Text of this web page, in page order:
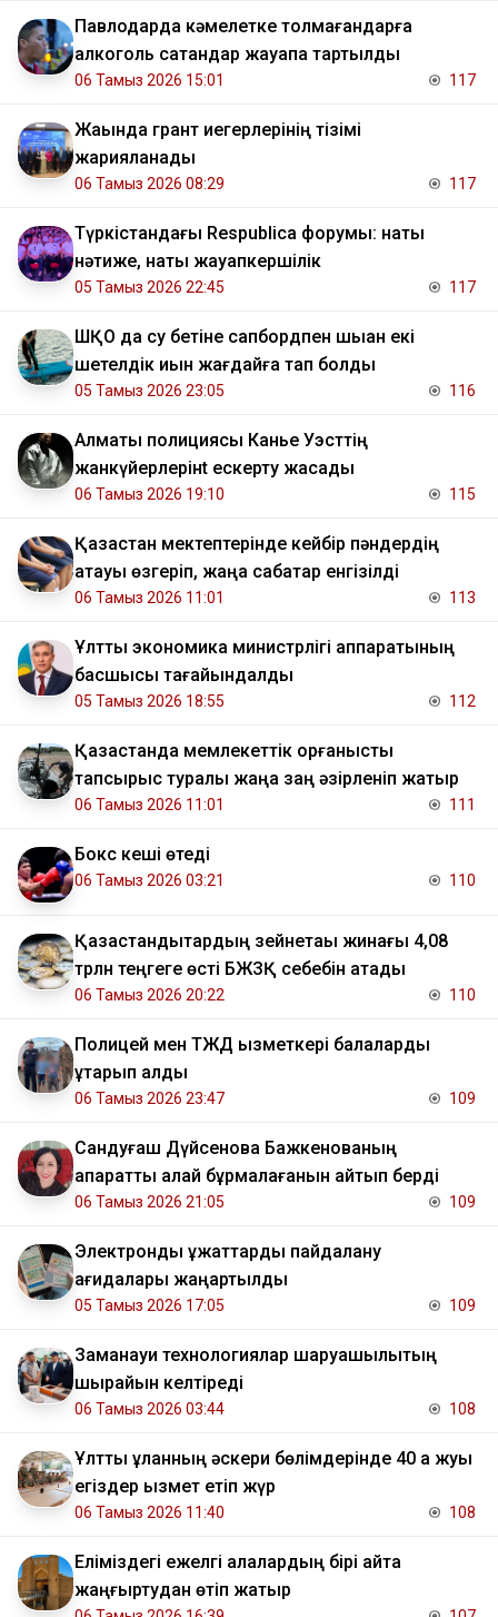
Павлодарда кәмелетке толмағандарға
алкоголь сатқандар жауапқа тартылды
06 Тамыз 2026 15:01 117
Жақында грант иегерлерінің тізімі
жарияланады
06 Тамыз 2026 08:29 117
Түркістандағы Respublica форумы: нақты
нәтиже, нақты жауапкершілік
05 Тамыз 2026 22:45 117
ШҚО да су бетіне сапбордпен шыққан екі
шетелдік қиын жағдайға тап болды
05 Тамыз 2026 23:05 116
Алматы полициясы Канье Уэсттің
жанкүйерлерінt ескерту жасады
06 Тамыз 2026 19:10 115
Қазақстан мектептерінде кейбір пәндердің
атауы өзгеріп, жаңа сабақтар енгізілді
06 Тамыз 2026 11:01 113
Ұлттық экономика министрлігі аппаратының
басшысы тағайындалды
05 Тамыз 2026 18:55 112
Қазақстанда мемлекеттік қорғаныстық
тапсырыс туралы жаңа заң әзірленіп жатыр
06 Тамыз 2026 11:01 111
Бокс кеші өтеді
06 Тамыз 2026 03:21 110
Қазақстандықтардың зейнетақы жинағы 4,08
трлн теңгеге өсті БЖЗҚ себебін атады
06 Тамыз 2026 20:22 110
Полицей мен ТЖД қызметкері балаларды
құтқарып қалды
06 Тамыз 2026 23:47 109
Сандуғаш Дүйсенова Бажкенованың
ақпаратты қалай бұрмалағанын айтып берді
06 Тамыз 2026 21:05 109
Электрондық құжаттарды пайдалану
қағидалары жаңартылды
05 Тамыз 2026 17:05 109
Заманауи технологиялар шаруашылықтың
шырайын келтіреді
06 Тамыз 2026 03:44 108
Ұлттық ұланның әскери бөлімдерінде 40 қа жуық
егіздер қызмет етіп жүр
06 Тамыз 2026 11:40 108
Еліміздегі ежелгі қалалардың бірі қайта
жаңғыртудан өтіп жатыр